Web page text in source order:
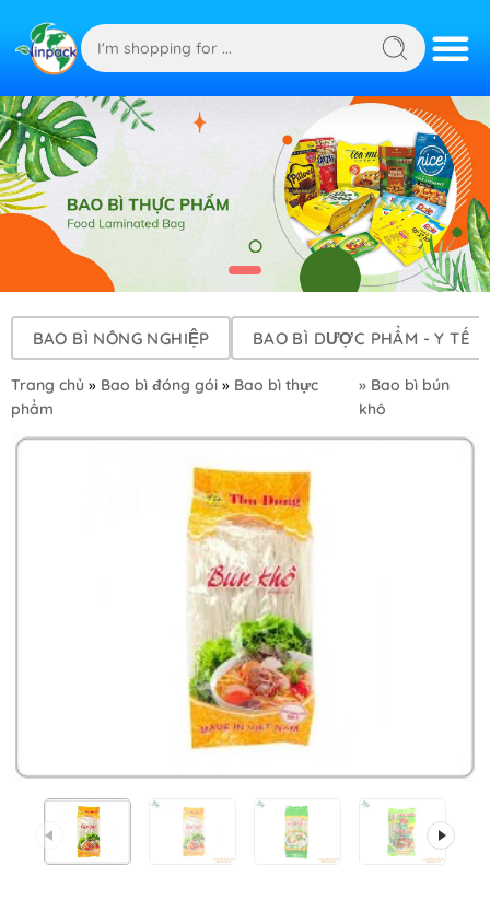
BAO BÌ NÔNG NGHIỆP BAO BÌ DƯỢC PHẨM - Y TẾ
Trang chủ » Bao bì đóng gói » Bao bì thực
phẩm
» Bao bì bún
khô